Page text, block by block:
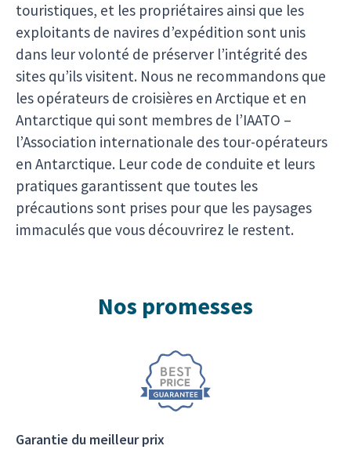
touristiques, et les propriétaires ainsi que les
exploitants de navires d’expédition sont unis
dans leur volonté de préserver l’intégrité des
sites qu’ils visitent. Nous ne recommandons que
les opérateurs de croisières en Arctique et en
Antarctique qui sont membres de l’IAATO –
l’Association internationale des tour-opérateurs
en Antarctique. Leur code de conduite et leurs
pratiques garantissent que toutes les
précautions sont prises pour que les paysages
immaculés que vous découvrirez le restent.
Nos promesses
Garantie du meilleur prix